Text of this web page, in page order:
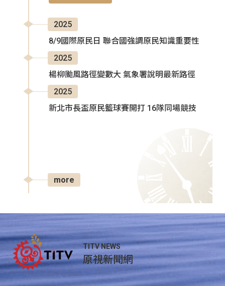
2025
8/9國際原民日 聯合國強調原民知識重要性
2025
楊柳颱風路徑變數大 氣象署說明最新路徑
2025
新北市長盃原民籃球賽開打 16隊同場競技
more
TITV NEWS
原視新聞網